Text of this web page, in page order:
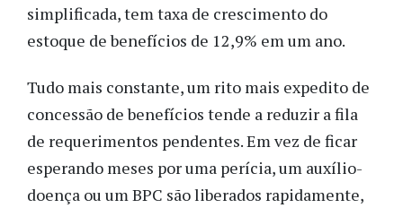
simplificada, tem taxa de crescimento do
estoque de benefícios de 12,9% em um ano.
Tudo mais constante, um rito mais expedito de
concessão de benefícios tende a reduzir a fila
de requerimentos pendentes. Em vez de ficar
esperando meses por uma perícia, um auxílio-
doença ou um BPC são liberados rapidamente,